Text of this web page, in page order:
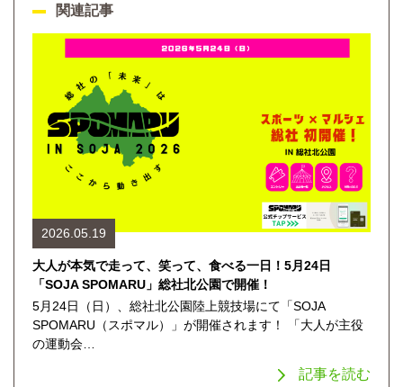
関連記事
2026.05.19
大人が本気で走って、笑って、食べる一日！5月24日
「SOJA SPOMARU」総社北公園で開催！
5月24日（日）、総社北公園陸上競技場にて「SOJA
SPOMARU（スポマル）」が開催されます！ 「大人が主役
の運動会…
記事を読む